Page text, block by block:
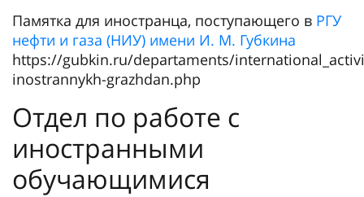
Памятка для иностранца, поступающего в РГУ
нефти и газа (НИУ) имени И. М. Губкина
https://gubkin.ru/departaments/
inostrannykh-grazhdan.php
Отдел по работе с
иностранными
обучающимися